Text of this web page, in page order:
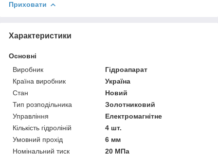
Приховати
Характеристики
Основні
Виробник
Гідроапарат
Країна виробник
Україна
Стан
Новий
Тип розподільника
Золотниковий
Управління
Електромагнітне
Кількість гідроліній
4 шт.
Умовний прохід
6 мм
Номінальний тиск
20 МПа